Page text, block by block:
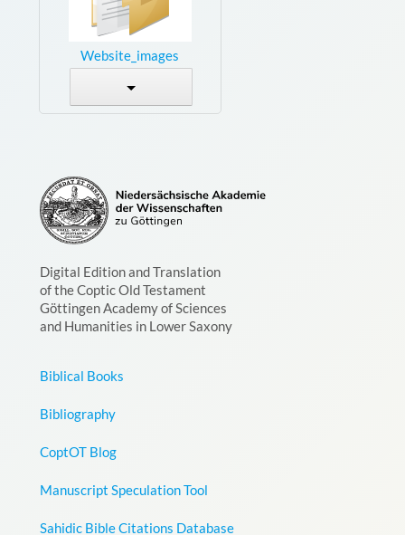
Website_images
Digital Edition and Translation
of the Coptic Old Testament
Göttingen Academy of Sciences
and Humanities in Lower Saxony
Biblical Books
Bibliography
CoptOT Blog
Manuscript Speculation Tool
Sahidic Bible Citations Database